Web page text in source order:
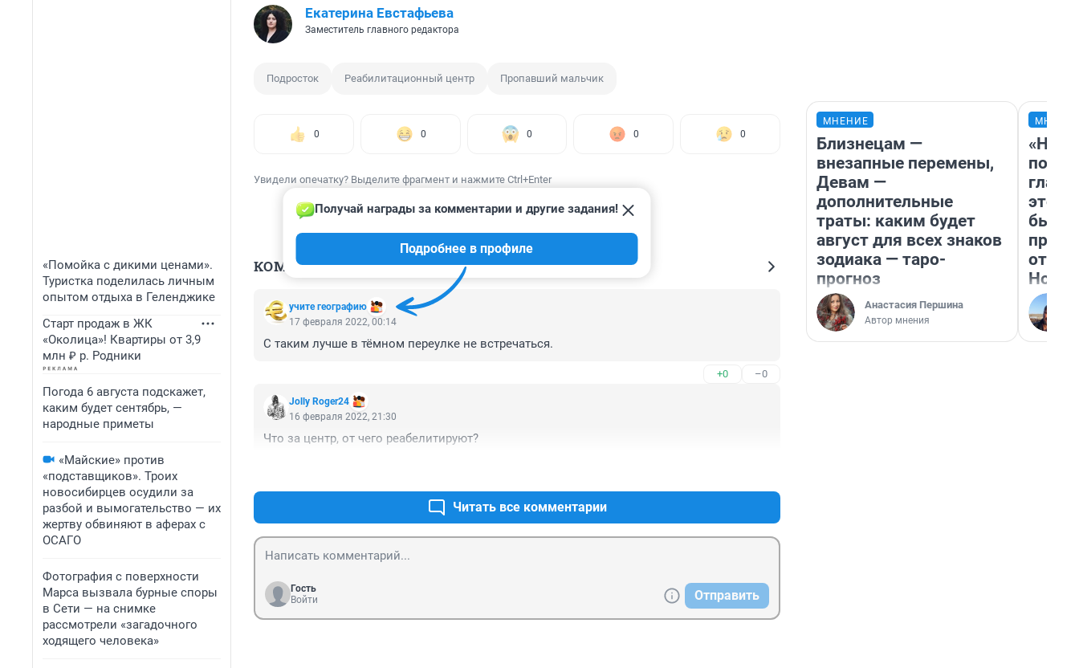
«Помойка с дикими ценами».
Туристка поделилась личным
опытом отдыха в Геленджике
Старт продаж в ЖК
«Околица»! Квартиры от 3,9
млн ₽ р. Родники
Погода 6 августа подскажет,
каким будет сентябрь, —
народные приметы
«Майские» против
«подставщиков». Троих
новосибирцев осудили за
разбой и вымогательство — их
жертву обвиняют в аферах с
ОСАГО
Фотография с поверхности
Марса вызвала бурные споры
в Сети — на снимке
рассмотрели «загадочного
ходящего человека»
Екатерина Евстафьева
Заместитель главного редактора
Подросток Реабилитационный центр Пропавший мальчик
0 0 0 0 0
Увидели опечатку? Выделите фрагмент и нажмите Ctrl+Enter
КОММЕНТАРИИ 25
учите географию
Получай награды за комментарии и другие задания!
Подробнее в профиле
17 февраля 2022, 00:14
С таким лучше в тёмном переулке не встречаться.
+0 –0
Jolly Roger24
16 февраля 2022, 21:30
Что за центр, от чего реабелитируют?
Читать все комментарии
Гость
Войти
Отправить
МНЕНИЕ
Близнецам —
внезапные перемены,
Девам —
дополнительные
траты: каким будет
август для всех знаков
зодиака — таро-
прогноз
Анастасия Першина
Автор мнения
этого
бьет